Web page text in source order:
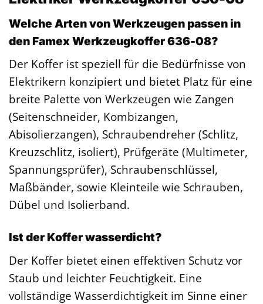
Welche Arten von Werkzeugen passen in
den Famex Werkzeugkoffer 636-08?
Der Koffer ist speziell für die Bedürfnisse von
Elektrikern konzipiert und bietet Platz für eine
breite Palette von Werkzeugen wie Zangen
(Seitenschneider, Kombizangen,
Abisolierzangen), Schraubendreher (Schlitz,
Kreuzschlitz, isoliert), Prüfgeräte (Multimeter,
Spannungsprüfer), Schraubenschlüssel,
Maßbänder, sowie Kleinteile wie Schrauben,
Dübel und Isolierband.
Ist der Koffer wasserdicht?
Der Koffer bietet einen effektiven Schutz vor
Staub und leichter Feuchtigkeit. Eine
vollständige Wasserdichtigkeit im Sinne einer